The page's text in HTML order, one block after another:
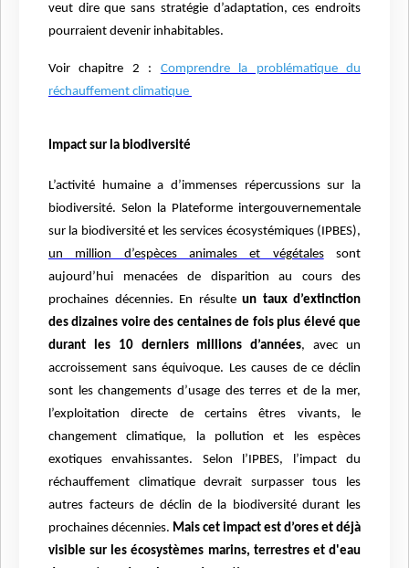
veut dire que sans stratégie d’adaptation, ces endroits
pourraient devenir inhabitables.
Voir chapitre 2 : Comprendre la problématique du
réchauffement climatique
Impact sur la biodiversité
L’activité humaine a d’immenses répercussions sur la
biodiversité. Selon la Plateforme intergouvernementale
sur la biodiversité et les services écosystémiques (IPBES),
un million d’espèces animales et végétalessont
aujourd’hui menacées de disparition au cours des
prochaines décennies. En résulte un taux d’extinction
des dizaines voire des centaines de fois plus élevé que
durant les 10 derniers millions d’années, avec un
accroissement sans équivoque. Les causes de ce déclin
sont les changements d’usage des terres et de la mer,
l’exploitation directe de certains êtres vivants, le
changement climatique, la pollution et les espèces
exotiques envahissantes. Selon l’IPBES, l’impact du
réchauffement climatique devrait surpasser tous les
autres facteurs de déclin de la biodiversité durant les
prochaines décennies. Mais cet impact est d’ores et déjà
visible sur les écosystèmes marins, terrestres et d'eau